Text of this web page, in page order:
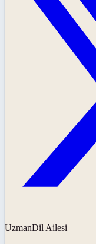
UzmanDil Ailesi